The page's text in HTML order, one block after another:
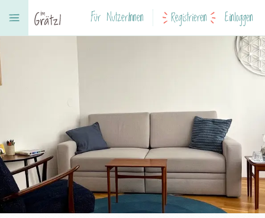
Für NutzerInnen Registrieren Einloggen